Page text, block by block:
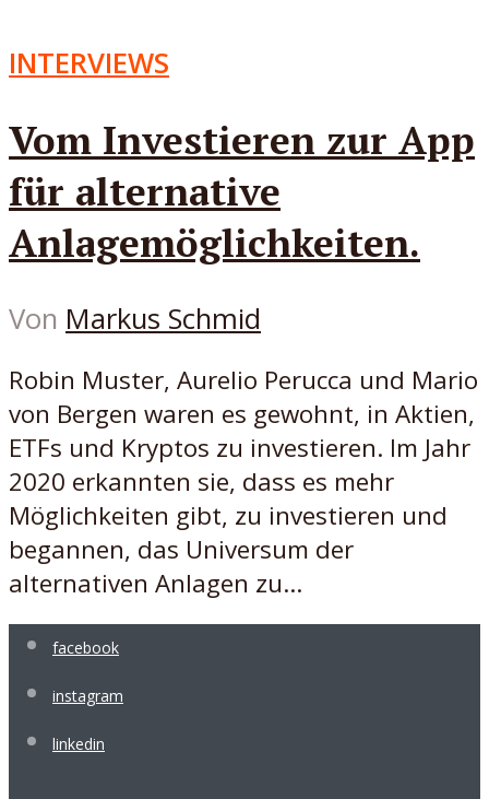
INTERVIEWS
Vom Investieren zur App
für alternative
Anlagemöglichkeiten.
Von Markus Schmid
Robin Muster, Aurelio Perucca und Mario
von Bergen waren es gewohnt, in Aktien,
ETFs und Kryptos zu investieren. Im Jahr
2020 erkannten sie, dass es mehr
Möglichkeiten gibt, zu investieren und
begannen, das Universum der
alternativen Anlagen zu...
facebook
instagram
linkedin